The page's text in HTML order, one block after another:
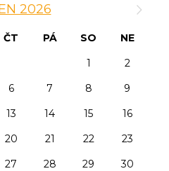
2026
ČT PÁ SO
NE
1
2
6 7 8
9
13 14 15
16
20 21 22
23
27 28 29
30